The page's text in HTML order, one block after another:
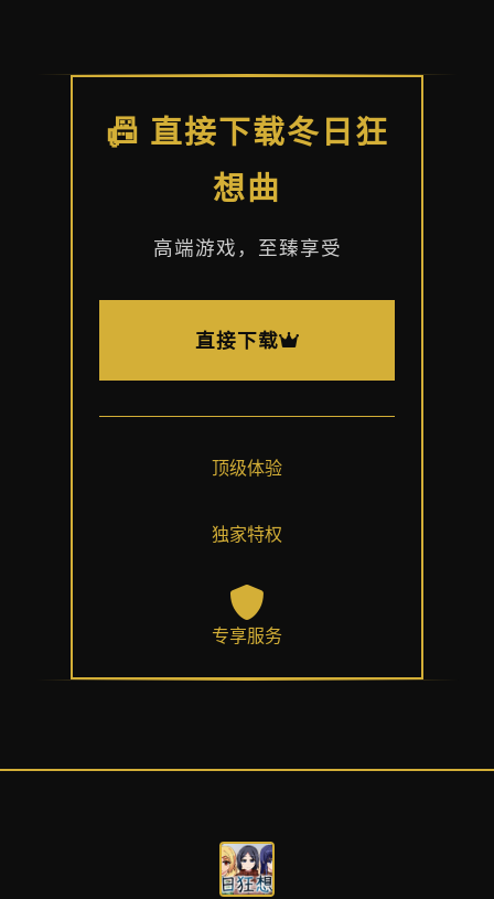
📠 直接下载冬日狂
想曲
高端游戏，至臻享受
直接下载
顶级体验
独家特权
专享服务